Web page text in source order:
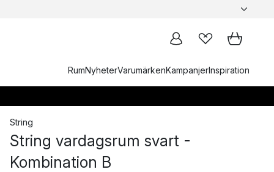
RumNyheterVarumärkenKampanjerInspiration
String
String vardagsrum svart -
Kombination B